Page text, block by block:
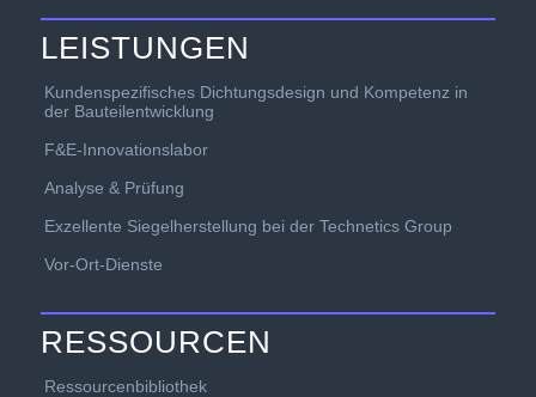
LEISTUNGEN
Kundenspezifisches Dichtungsdesign und Kompetenz in
der Bauteilentwicklung
F&E-Innovationslabor
Analyse & Prüfung
Exzellente Siegelherstellung bei der Technetics Group
Vor-Ort-Dienste
RESSOURCEN
Ressourcenbibliothek